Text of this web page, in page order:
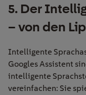
5. Der
– von den
Intelligente
Googles Assistent
intelligente
vereinfachen: Sie